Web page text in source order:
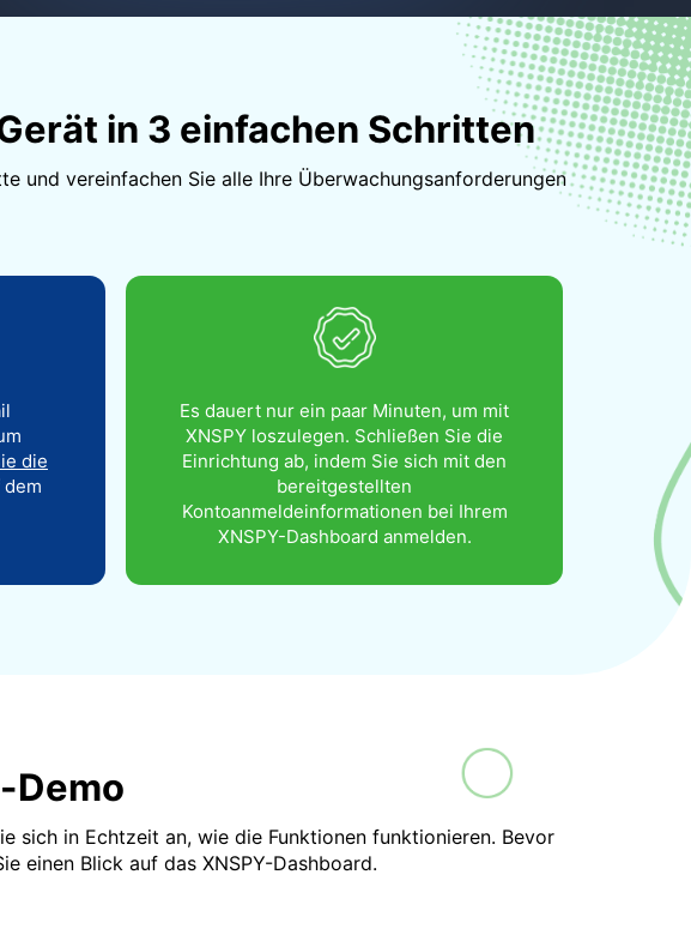
in 3 einfachen Schritten
und vereinfachen Sie alle Ihre Überwachungsanforderungen
die
Es dauert nur ein paar Minuten, um mit
XNSPY loszulegen. Schließen Sie die
Einrichtung ab, indem Sie sich mit den
bereitgestellten
Kontoanmeldeinformationen bei Ihrem
XNSPY-Dashboard anmelden.
Demo
sich in Echtzeit an, wie die Funktionen funktionieren. Bevor
einen Blick auf das XNSPY-Dashboard.